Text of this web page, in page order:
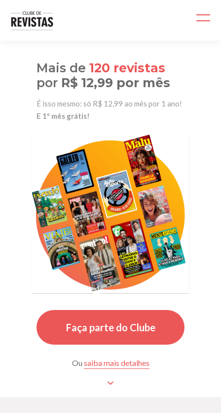
Mais de 120 revistas
por R$ 12,99 por mês
É isso mesmo: só R$ 12,99 ao mês por 1 ano!
E 1º mês grátis!
Faça parte do Clube
Ou saiba mais detalhes